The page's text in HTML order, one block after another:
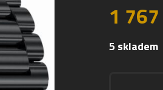
1 767
5 skladem